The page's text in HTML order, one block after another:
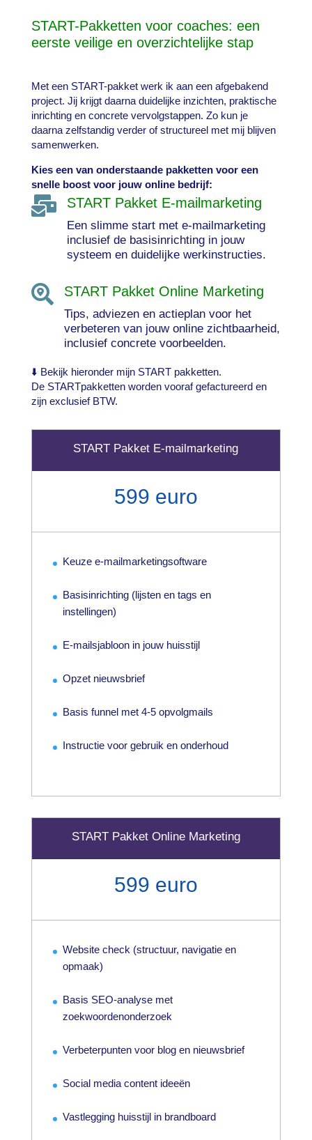
START-Pakketten voor coaches: een
eerste veilige en overzichtelijke stap
Met een START-pakket werk ik aan een afgebakend
project. Jij krijgt daarna duidelijke inzichten, praktische
inrichting en concrete vervolgstappen. Zo kun je
daarna zelfstandig verder of structureel met mij blijven
samenwerken.
Kies een van onderstaande pakketten voor een
snelle boost voor jouw online bedrijf:
 START Pakket E-mailmarketing
Een slimme start met e-mailmarketing
inclusief de basisinrichting in jouw
systeem en duidelijke werkinstructies.
 START Pakket Online Marketing
Tips, adviezen en actieplan voor het
verbeteren van jouw online zichtbaarheid,
inclusief concrete voorbeelden.
⬇️ Bekijk hieronder mijn START pakketten.
De STARTpakketten worden vooraf gefactureerd en
zijn exclusief BTW.
START Pakket E-mailmarketing
599 euro
Keuze e-mailmarketingsoftware
Basisinrichting (lijsten en tags en
instellingen)
E-mailsjabloon in jouw huisstijl
Opzet nieuwsbrief
Basis funnel met 4-5 opvolgmails
Instructie voor gebruik en onderhoud
START Pakket Online Marketing
599 euro
Website check (structuur, navigatie en
opmaak)
Basis SEO-analyse met
zoekwoordenonderzoek
Verbeterpunten voor blog en nieuwsbrief
Social media content ideeën
Vastlegging huisstijl in brandboard